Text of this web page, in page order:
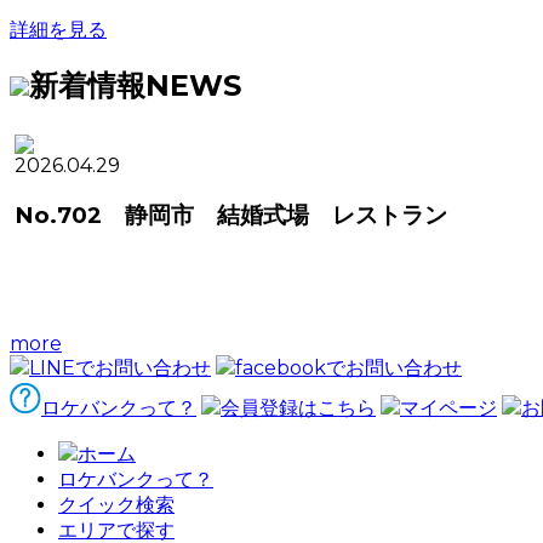
詳細を見る
新着情報NEWS
2026.04.29
No.702 静岡市 結婚式場 レストラン
more
LINEでお問い合わせ
facebookでお問い合わせ
ロケバンクって？
会員登録はこちら マイページ
ホーム
ロケバンクって？
クイック検索
エリアで探す